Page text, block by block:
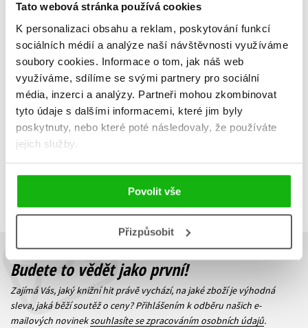
Tato webová stránka používá cookies
K personalizaci obsahu a reklam, poskytování funkcí
sociálních médií a analýze naší návštěvnosti využíváme
soubory cookies. Informace o tom, jak náš web
využíváme, sdílíme se svými partnery pro sociální
média, inzerci a analýzy. Partneři mohou zkombinovat
tyto údaje s dalšími informacemi, které jim byly
poskytnuty, nebo které poté následovaly, že používáte
jejich služby.
Povolit vše
Přizpůsobit
Sirotci přílivu
Struan Murray
319 Kč399 Kč
Do košíku
Předchozí 1
Budete to vědět jako první!
Zajímá Vás, jaký knižní hit právě vychází, na jaké zboží je výhodná
sleva, jaká běží soutěž o ceny? Přihlášením k odběru našich e-
mailových novineksouhlasíte se zpracováním osobních údajů.